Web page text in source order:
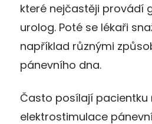
které nejčastěji provádí
urolog. Poté se lékaři
například různými
pánevního dna.
Často posílají pacientku
elektrostimulace